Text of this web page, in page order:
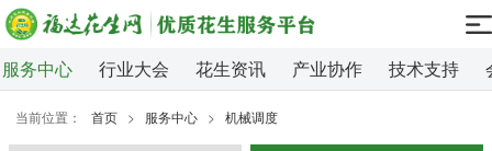
服务中心 行业大会 花生资讯 产业协作 技术支持
当前位置： 首页 > 服务中心 > 机械调度